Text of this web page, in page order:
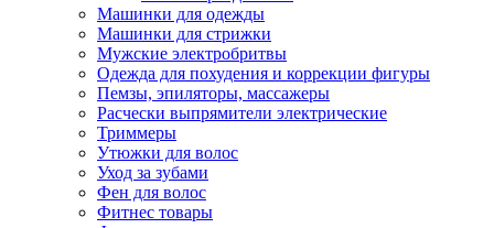
Машинки для одежды
Машинки для стрижки
Мужские электробритвы
Одежда для похудения и коррекции фигуры
Пемзы, эпиляторы, массажеры
Расчески выпрямители электрические
Триммеры
Утюжки для волос
Уход за зубами
Фен для волос
Фитнес товары